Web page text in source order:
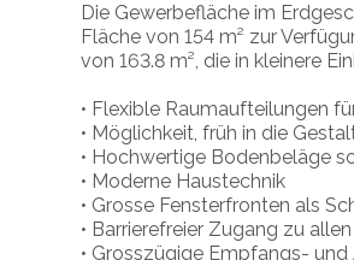
Die Gewerbefläche im
Fläche von 154 m² zur
von 163.8 m², die in kleinere
• Flexible Raumaufteilungen
• Möglichkeit, früh in die
• Hochwertige Bodenbeläge
• Moderne Haustechnik
• Grosse Fensterfronten als
• Barrierefreier Zugang zu
• Grosszügige Empfangs-